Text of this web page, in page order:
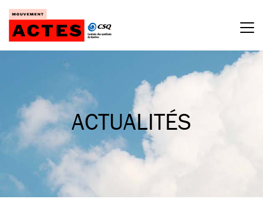
Passer
contenu
ACTUALITÉS